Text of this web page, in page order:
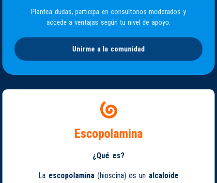
Plantea dudas, participa en consultorios moderados y
accede a ventajas según tu nivel de apoyo.
Unirme a la comunidad
Escopolamina
¿Qué es?
La escopolamina (hioscina) es un alcaloide